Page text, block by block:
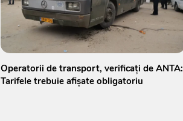
Operatorii de transport, verificați de ANTA:
Tarifele trebuie afișate obligatoriu